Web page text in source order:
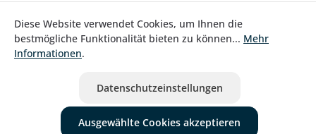
Bestellung widerrufen
ausgenommen Nicht EU-Länder
Diese Website verwendet Cookies, um Ihnen die
bestmögliche Funktionalität bieten zu können... Mehr
Informationen.
Datenschutzeinstellungen
Ausgewählte Cookies akzeptieren